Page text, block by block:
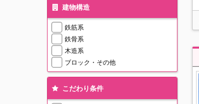
建物構造
鉄筋系
鉄骨系
木造系
ブロック・その他
こだわり条件